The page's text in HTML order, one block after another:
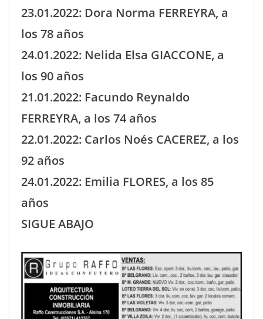
23.01.2022: Dora Norma FERREYRA, a
los 78 años
24.01.2022: Nelida Elsa GIACCONE, a
los 90 años
21.01.2022: Facundo Reynaldo
FERREYRA, a los 74 años
22.01.2022: Carlos Noés CACEREZ, a los
92 años
24.01.2022: Emilia FLORES, a los 85
años
SIGUE ABAJO